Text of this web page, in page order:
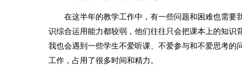
在这半年的教学工作中，有一些问题和困难也需要
识综合运用能力都较弱，他们往往只会把课本上的知识
我也会遇到一些学生不爱听课、不爱参与和不爱思考的
工作，占用了很多时间和精力。